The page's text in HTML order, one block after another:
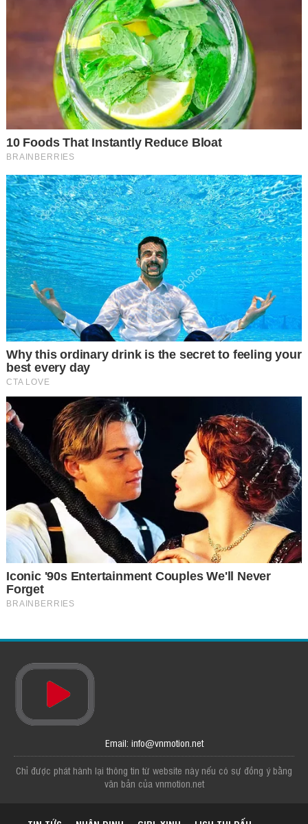
Email: info@vnmotion.net
Chỉ được phát hành lại thông tin từ website này nếu có sự đồng ý bằng
văn bản của vnmotion.net